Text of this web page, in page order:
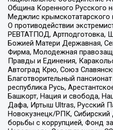
Община Коренного Русского
Меджлис
О противодействии
РЕВТАТПОД, Артподготовка,
Божией Матери Державная,
Фирма, Молодежная
Правды и Единения,
Автоград Крю, Союз
Благотворительный
республика Русь,
Башкорт, Нация и свобода,
Дафа, Иртыш Ultras, Русский
Новокузнецк/РПК,
борьбы с коррупцией, Фонд